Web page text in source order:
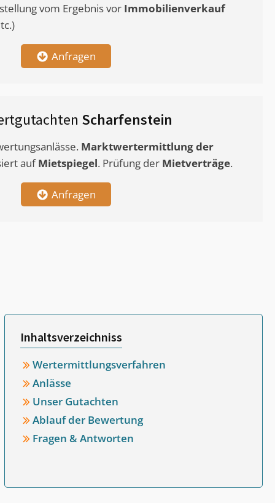
vom Ergebnis vor Immobilienverkauf
Anfragen
Scharfenstein
Marktwertermittlungder
aufMietspiegel. Prüfung der Mietverträge.
Anfragen
Inhaltsverzeichniss
Wertermittlungsverfahren
Anlässe
Unser Gutachten
Ablauf der Bewertung
Fragen & Antworten